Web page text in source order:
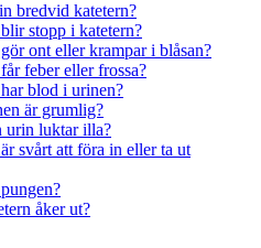
bredvid katetern?
stopp i katetern?
ont eller krampar i blåsan?
feber eller frossa?
blod i urinen?
är grumlig?
urin luktar illa?
svårt att föra in eller ta ut
åker ut?